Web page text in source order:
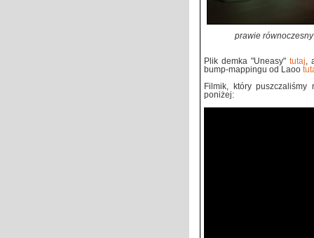
prawie
Plik demka "Uneasy" tutaj ,
bump-mappingu od Laoo
Filmik, który puszczaliśmy
poniżej: